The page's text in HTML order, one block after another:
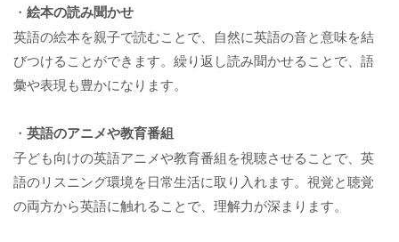
・ 絵本の読み聞かせ
英語の絵本を親子で読むことで、自然に英語の音と意味を結
びつけることができます。繰り返し読み聞かせることで、語
彙や表現も豊かになります。
・ 英語のアニメや教育番組
子ども向けの英語アニメや教育番組を視聴させることで、英
語のリスニング環境を日常生活に取り入れます。視覚と聴覚
の両方から英語に触れることで、理解力が深まります。